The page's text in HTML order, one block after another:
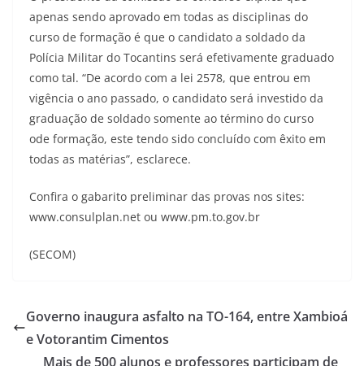
apenas sendo aprovado em todas as disciplinas do
curso de formação é que o candidato a soldado da
Polícia Militar do Tocantins será efetivamente graduado
como tal. “De acordo com a lei 2578, que entrou em
vigência o ano passado, o candidato será investido da
graduação de soldado somente ao término do curso
ode formação, este tendo sido concluído com êxito em
todas as matérias”, esclarece.
Confira o gabarito preliminar das provas nos sites:
www.consulplan.net ou www.pm.to.gov.br
(SECOM)
Governo inaugura asfalto na TO-164, entre Xambioá
e Votorantim Cimentos
Mais de 500 alunos e professores participam de